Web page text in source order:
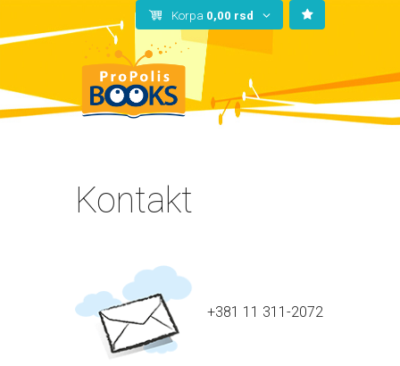
Korpa 0,00 rsd
Kontakt
+381 11 311-2072